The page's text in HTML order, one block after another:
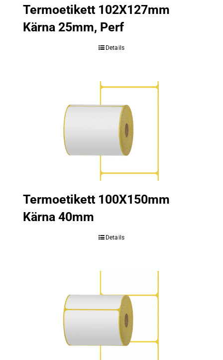
Termoetikett 102X127mm
Kärna 25mm, Perf
Details
Termoetikett 100X150mm
Kärna 40mm
Details